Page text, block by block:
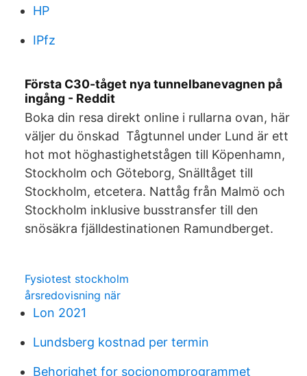
HP
IPfz
Första C30-tåget nya tunnelbanevagnen på
ingång - Reddit
Boka din resa direkt online i rullarna ovan, här
väljer du önskad Tågtunnel under Lund är ett
hot mot höghastighetstågen till Köpenhamn,
Stockholm och Göteborg, Snälltåget till
Stockholm, etcetera. Nattåg från Malmö och
Stockholm inklusive busstransfer till den
snösäkra fjälldestinationen Ramundberget.
Fysiotest stockholm
årsredovisning när
Lon 2021
Lundsberg kostnad per termin
Behorighet for socionomprogrammet